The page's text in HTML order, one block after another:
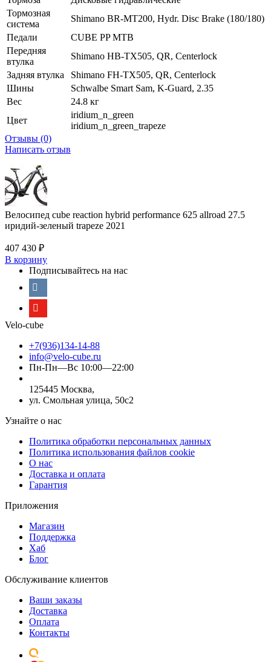
Тормозная
система
Shimano BR-MT200, Hydr. Disc Brake (180/180)
Педали
CUBE PP MTB
Передняя
втулка
Shimano HB-TX505, QR, Centerlock
Задняя втулка
Shimano FH-TX505, QR, Centerlock
Шины
Schwalbe Smart Sam, K-Guard, 2.35
Вес
24.8 кг
Цвет
iridium_n_green
iridium_n_green_trapeze
Отзывы (0)
Написать отзыв
Велосипед cube reaction hybrid performance 625 allroad 27.5
иридий-зеленый trapeze 2021
407 430 ₽
В корзину
Подписывайтесь на нас
Velo-cube
+7(936)134-14-88
info@velo-cube.ru
Пн-Пн—Вс 10:00—22:00
125445 Москва,
ул. Смольная улица, 50с2
Узнайте о нас
Политика обработки персональных данных
Политика использования файлов cookie
О нас
Доставка и оплата
Гарантия
Приложения
Магазин
Поддержка
Хаб
Блог
Обслуживание клиентов
Ваши заказы
Доставка
Оплата
Контакты